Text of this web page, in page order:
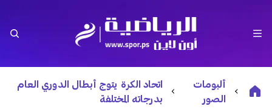
ألبومات
الصور
اتحاد الكرة يتوج أبطال الدوري العام
بدرجاته المختلفة